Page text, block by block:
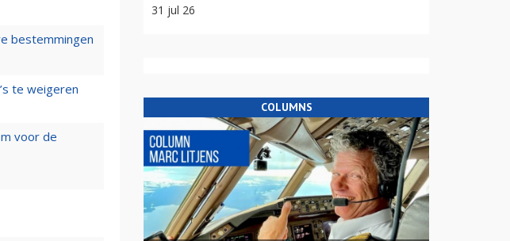
bestemmingen
te weigeren
voor de
31 jul 26
COLUMNS